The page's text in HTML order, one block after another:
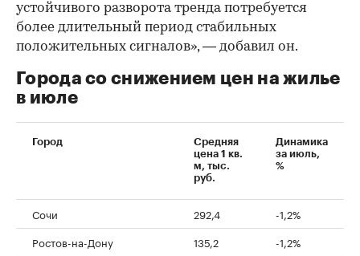
устойчивого разворота тренда потребуется
более длительный период стабильных
положительных сигналов», — добавил он.
Города со снижением цен на жилье
в июле
Город
Средняя
цена 1 кв.
м, тыс.
руб.
Динамика
за июль,
%
Сочи 292,4
-1,2%
Ростов-на-Дону
135,2
-1,2%